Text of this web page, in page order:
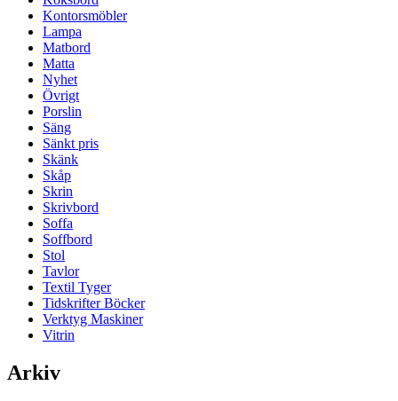
Kontorsmöbler
Lampa
Matbord
Matta
Nyhet
Övrigt
Porslin
Säng
Sänkt pris
Skänk
Skåp
Skrin
Skrivbord
Soffa
Soffbord
Stol
Tavlor
Textil Tyger
Tidskrifter Böcker
Verktyg Maskiner
Vitrin
Arkiv